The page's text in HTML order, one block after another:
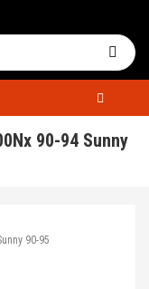
90-94 Sunny